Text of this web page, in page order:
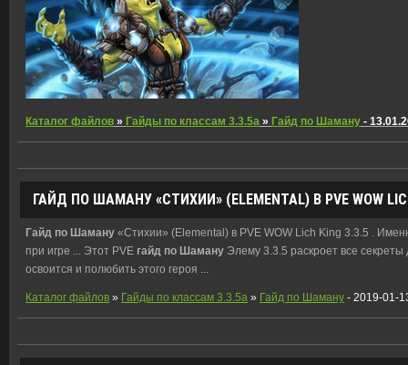
Каталог файлов » Гайды по классам 3.3.5a » Гайд по Шаману -
ГАЙД ПО ШАМАНУ «СТИХИИ» (ELEMENTAL) В PVE WOW
Гайд по Шаману «Стихии» (Elemental) в PVE WOW Lich King 3.3.5 .
при игре ... Этот PVE гайд по Шаману Элему 3.3.5 раскроет все
освоится и полюбить этого героя ...
Каталог файлов » Гайды по классам 3.3.5a » Гайд по Шаману - 2019-01-